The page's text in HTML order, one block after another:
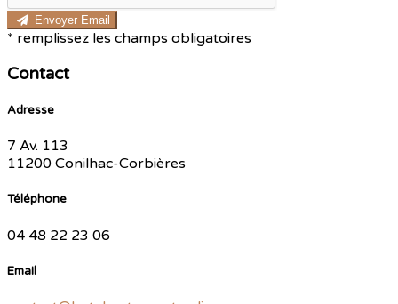
Envoyer Email
* remplissez les champs obligatoires
Contact
Adresse
7 Av. 113
11200 Conilhac-Corbières
Téléphone
04 48 22 23 06
Email